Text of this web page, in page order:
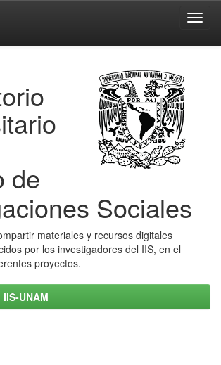
de
Sociales
materiales y recursos digitales
por los investigadores del IIS, en el
proyectos.
UNAM